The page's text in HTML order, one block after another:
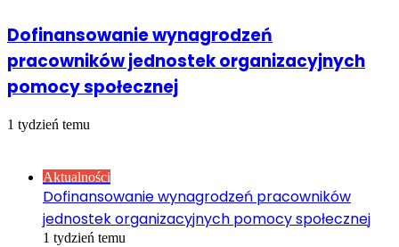
Dofinansowanie wynagrodzeń
pracowników jednostek organizacyjnych
pomocy społecznej
1 tydzień temu
Aktualności
Dofinansowanie wynagrodzeń pracowników
jednostek organizacyjnych pomocy społecznej
1 tydzień temu